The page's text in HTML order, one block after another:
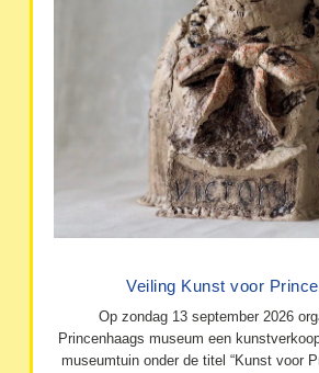
Veiling Kunst voor
Op zondag 13 september 2026
Princenhaags museum een
museumtuin onder de titel “Kunst voor